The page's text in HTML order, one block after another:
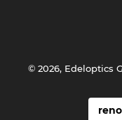
© 2026, Edeloptics